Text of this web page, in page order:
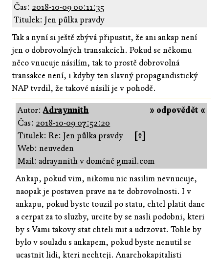
Čas: 2018-10-09 00:11:35
Titulek: Jen půlka pravdy
Tak a nyní si ještě zbývá připustit, že ani ankap není
jen o dobrovolných transakcích. Pokud se někomu
něco vnucuje násilím, tak to prostě dobrovolná
transakce není, i kdyby ten slavný propagandistický
NAP tvrdil, že takové násilí je v pohodě.
» odpovědět «
Autor:Adraynnith
Čas: 2018-10-09 07:52:20
Titulek: Re: Jen půlka pravdy
[↑]
Web: neuveden
Mail: adraynnith v doméně gmail.com
Ankap, pokud vim, nikomu nic nasilim nevnucuje,
naopak je postaven prave na te dobrovolnosti. I v
ankapu, pokud byste touzil po statu, chtel platit dane
a cerpat za to sluzby, urcite by se nasli podobni, kteri
by s Vami takovy stat chteli mit a udrzovat. Tohle by
bylo v souladu s ankapem, pokud byste nenutil se
ucastnit lidi, kteri nechteji. Anarchokapitalisti